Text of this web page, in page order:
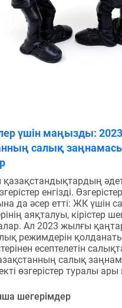
үшін маңызды:
салық
енгізді.
да әсер етті: ЖК үшін
аяқталуы, кірістер
Ал 2023 жылғы
режимдерін
есептелетін
салық
өзгерістер туралы
шегерімдер